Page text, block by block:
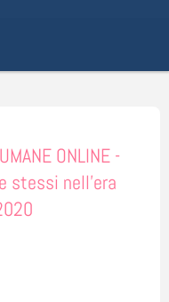
ONLINE -
stessi nell'era